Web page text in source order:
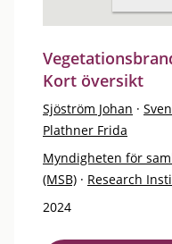
Kort översikt
Sjöström Johan ·
Plathner Frida
Myndigheten för
(MSB) · Research
2024